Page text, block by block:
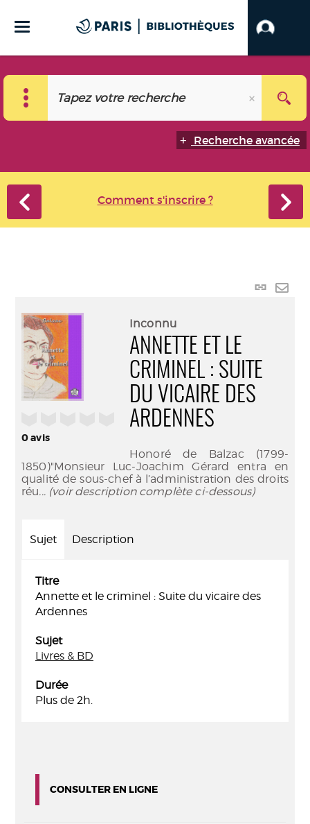
Recherche avancée
Comment s'inscrire ?
Lien
0avis
Inconnu
ANNETTE ET LE
CRIMINEL : SUITE
DU VICAIRE DES
ARDENNES
Honoré de Balzac (1799-
1850)"Monsieur Luc-Joachim Gérard entra en
qualité de sous-chef à l’administration des droits
réu... (voir description complète ci-dessous)
Sujet Description
Titre
Annette et le criminel : Suite du vicaire des
Ardennes
Sujet
Livres & BD
Durée
Plus de 2h.
CONSULTER EN LIGNE